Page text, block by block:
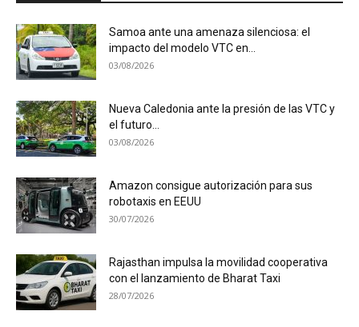
Samoa ante una amenaza silenciosa: el
impacto del modelo VTC en...
03/08/2026
Nueva Caledonia ante la presión de las VTC y
el futuro...
03/08/2026
Amazon consigue autorización para sus
robotaxis en EEUU
30/07/2026
Rajasthan impulsa la movilidad cooperativa
con el lanzamiento de Bharat Taxi
28/07/2026